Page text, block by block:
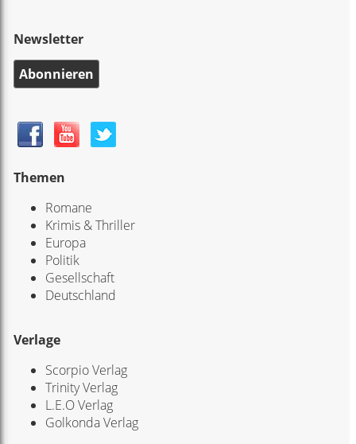
Newsletter
Abonnieren
Themen
Romane
Krimis & Thriller
Europa
Politik
Gesellschaft
Deutschland
Verlage
Scorpio Verlag
Trinity Verlag
L.E.O Verlag
Golkonda Verlag